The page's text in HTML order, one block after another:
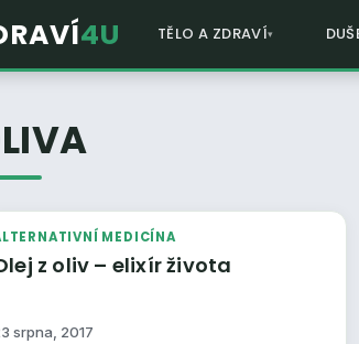
4U TĚLO A ZDRAVÍ
MEDICÍNA
z oliv – elixír života
srpna, 2017